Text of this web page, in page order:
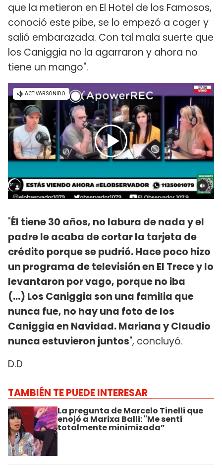
que la metieron en El Hotel de los Famosos,
conoció este pibe, se lo empezó a coger y
salió embarazada. Con tal mala suerte que
los Caniggia no la agarraron y ahora no
tiene un mango".
"Él tiene 30 años, no labura de nada y el
padre le acaba de cortar la tarjeta de
crédito porque se pudrió. Hace poco hizo
un programa de televisión en El Trece y lo
levantaron por vago, porque no iba
(...) Los Caniggia son una familia que
nunca fue, no hay una foto de los
Caniggia en Navidad. Mariana y Claudio
nunca estuvieron juntos", concluyó.
D.D
TAMBIÉN TE PUEDE INTERESAR
La pregunta de Marcelo Tinelli que
enojó a Marixa Balli: "Me sentí
totalmente minimizada”